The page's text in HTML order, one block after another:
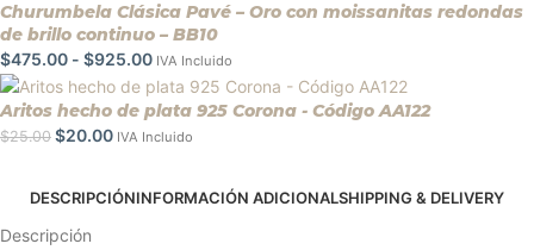
Churumbela Clásica Pavé – Oro con moissanitas redondas
de brillo continuo – BB10
$475.00 - $925.00 IVA Incluido
Aritos hecho de plata 925 Corona - Código AA122
$25.00 $20.00 IVA Incluido
DESCRIPCIÓNINFORMACIÓN ADICIONALSHIPPING & DELIVERY
Descripción